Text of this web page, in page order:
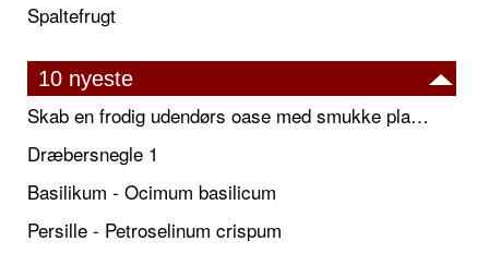
Spaltefrugt
10 nyeste
Skab en frodig udendørs oase med smukke plantekrukker og elegante espalier
Dræbersnegle 1
Basilikum - Ocimum basilicum
Persille - Petroselinum crispum